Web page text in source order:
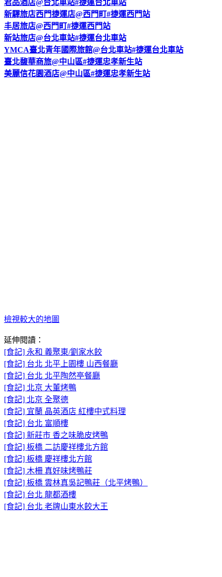
君品酒店@台北車站#捷運台北車站
新驛旅店西門捷運店@西門町#捷運西門站
丰居旅店@西門町#捷運西門站
新站旅店@台北車站#捷運台北車站
YMCA臺北青年國際旅館@台北車站#捷運台北車站
臺北馥華商旅@中山區#捷運忠孝新生站
美麗信花園酒店@中山區#捷運忠孝新生站
檢視較大的地圖
延伸閱讀：
[食記] 永和 義聚東/劉家水餃
[食記] 台北 北平上園樓 山西餐廳
[食記] 台北 北平陶然亭餐廳
[食記] 北京 大董烤鴨
[食記] 北京 全聚德
[食記] 宜蘭 晶英酒店 紅樓中式料理
[食記] 台北 富順樓
[食記] 新莊市 香之味脆皮烤鴨
[食記] 板橋 二訪慶祥樓北方館
[食記] 板橋 慶祥樓北方館
[食記] 木柵 真好味烤鴨莊
[食記] 板橋 雲林真吳記鴨莊（北平烤鴨）
[食記] 台北 龍都酒樓
[食記] 台北 老牌山東水餃大王